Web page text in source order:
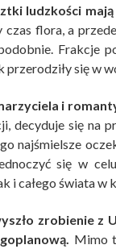
ludzkości
czas flora, a
Frakcje
się w
i
decyduje się na
najśmielsze
się w
i całego świata w
zrobienie z
Mimo